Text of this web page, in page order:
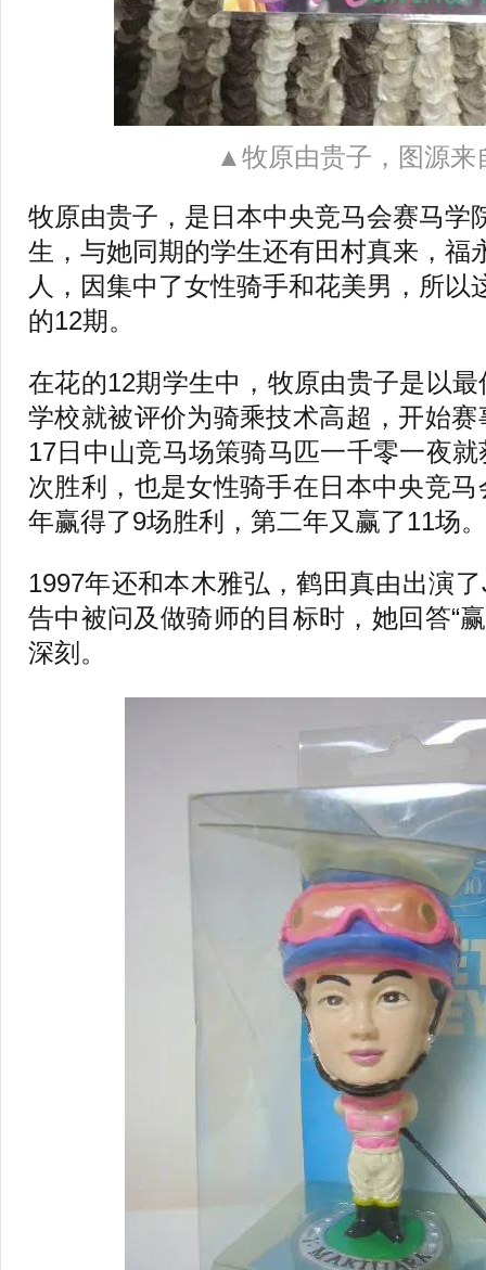
▲牧原由贵子，图源来
牧原由贵子，是日本中央竞马会赛马学
生，与她同期的学生还有田村真来，福
人，因集中了女性骑手和花美男，所以
的12期。
在花的12期学生中，牧原由贵子是以
学校就被评价为骑乘技术高超，开始
17日中山竞马场策骑马匹一千零一夜
次胜利，也是女性骑手在日本中央竞
年赢得了9场胜利，第二年又赢了11场。
1997年还和本木雅弘，鹤田真由出演
告中被问及做骑师的目标时，她回答“
深刻。